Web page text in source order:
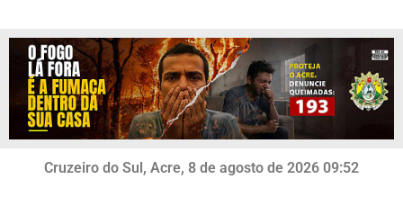
Cruzeiro do Sul, Acre, 8 de agosto de 2026 09:52